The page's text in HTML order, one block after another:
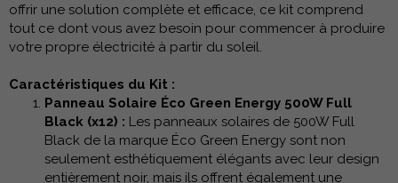
offrir une solution complète et efficace, ce kit comprend
tout ce dont vous avez besoin pour commencer à produire
votre propre électricité à partir du soleil.
Caractéristiques du Kit :
Panneau Solaire Éco Green Energy 500W Full
Black (x12) : Les panneaux solaires de 500W Full
Black de la marque Éco Green Energy sont non
seulement esthétiquement élégants avec leur design
entièrement noir, mais ils offrent également une